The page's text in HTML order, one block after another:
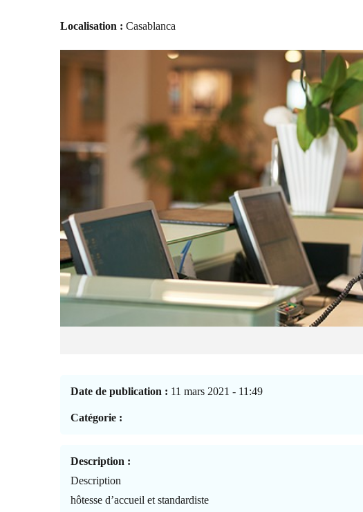
Localisation : Casablanca
Date de publication : 11 mars 2021 - 11:49
Catégorie :
Description :
Description
hôtesse d’accueil et standardiste